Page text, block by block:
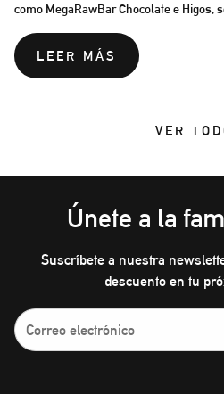
como MegaRawBar Chocolate e Higos,
LEER MÁS
VER
Únete a la
Suscríbete a nuestra
descuento en tu